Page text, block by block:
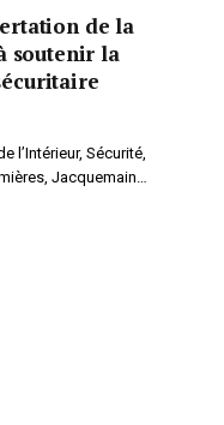
de la
soutenir la
l’Intérieur, Sécurité,
Jacquemain…